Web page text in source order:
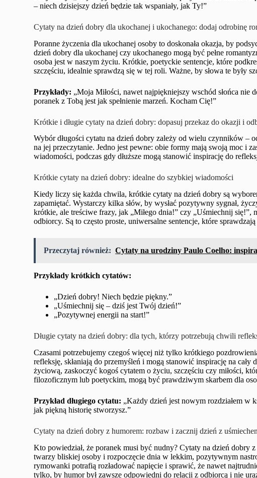
– niech dzisiejszy dzień będzie tak wspaniały, jak Ty!”
Cytaty na dzień dobry dla ukochanej i ukochanego: dodaj odrobinę
Poranne życzenia dla ukochanej osoby to doskonała okazja, by
dzień dobry dla ukochanej czy ukochanego mogą być pełne
osoba jest w naszym życiu. Krótkie, poetyckie sentencje, które
szczęściu, idealnie sprawdzą się w tej roli. Ważne, by słowa te były
Przykłady: „Moja Miłości, nawet najpiękniejszy wschód słońca
poranek z Tobą jest jak spełnienie marzeń. Kocham Cię!”
Krótkie i długie cytaty na dzień dobry: dopasuj przekaz do okazji i
Wybór długości cytatu na dzień dobry zależy od wielu czynników –
na jej przeczytanie. Jedno jest pewne: obie formy mają swoją moc i
wiadomości, podczas gdy dłuższe mogą stanowić inspirację do
Krótkie cytaty na dzień dobry: idealne do szybkiej wiadomości
Kiedy liczy się każda chwila, krótkie cytaty na dzień dobry są
zapamiętać. Wystarczy kilka słów, by wysłać pozytywny sygnał,
krótkie, ale treściwe frazy, jak „Miłego dnia!” czy „Uśmiechnij się!”,
odbiorcy. Są to często proste, uniwersalne sentencje, które
Przeczytaj również: Cytaty na urodziny Paulo Coelho:
Przykłady krótkich cytatów:
„Dzień dobry! Niech będzie piękny.”
„Uśmiechnij się – dziś jest Twój dzień!”
„Pozytywnej energii na start!”
Długie cytaty na dzień dobry: dla tych, którzy potrzebują chwili
Czasami potrzebujemy czegoś więcej niż tylko krótkiego
refleksję, skłaniają do przemyśleń i mogą stanowić inspirację na
życiową, zaskoczyć kogoś cytatem o życiu, szczęściu czy miłości,
filozoficznym lub poetyckim, mogą być prawdziwym skarbem dla
Przykład długiego cytatu: „Każdy dzień jest nowym rozdziałem w
jak piękną historię stworzysz.”
Cytaty na dzień dobry z humorem: rozbaw i zacznij dzień z
Kto powiedział, że poranek musi być nudny? Cytaty na dzień dobry
twarzy bliskiej osoby i rozpoczęcie dnia w lekkim, pozytywnym
rymowanki potrafią rozładować napięcie i sprawić, że nawet
tylko, by humor był zawsze odpowiedni do relacji z odbiorcą i nie